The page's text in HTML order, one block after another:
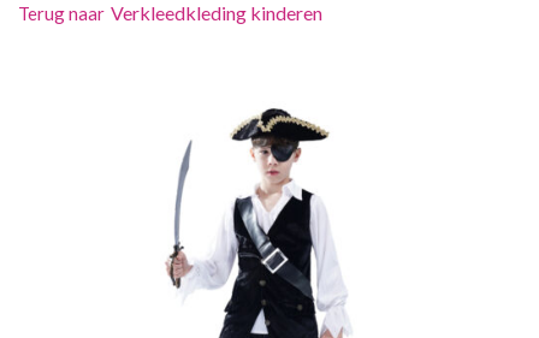
Verkleedkleding kinderen